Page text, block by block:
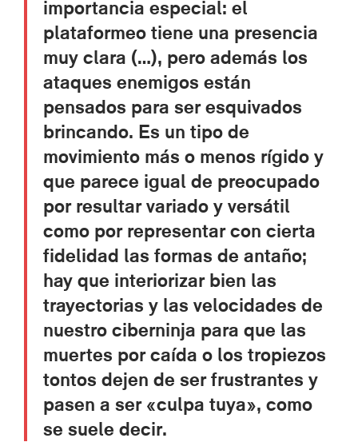
importancia especial: el
plataformeo tiene una presencia
muy clara (…), pero además los
ataques enemigos están
pensados para ser esquivados
brincando. Es un tipo de
movimiento más o menos rígido y
que parece igual de preocupado
por resultar variado y versátil
como por representar con cierta
fidelidad las formas de antaño;
hay que interiorizar bien las
trayectorias y las velocidades de
nuestro ciberninja para que las
muertes por caída o los tropiezos
tontos dejen de ser frustrantes y
pasen a ser «culpa tuya», como
se suele decir.